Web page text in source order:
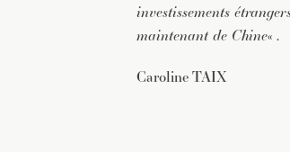
investissements
maintenant de Chine« .
Caroline TAIX